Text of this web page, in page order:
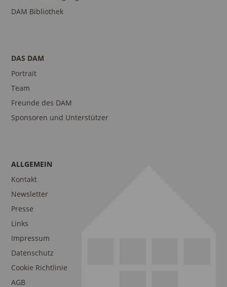
DAM Bibliothek
DAS DAM
Portrait
Team
Freunde des DAM
Sponsoren und Unterstützer
ALLGEMEIN
Kontakt
Newsletter
Presse
Links
Impressum
Datenschutz
Cookie Richtlinie
AGB